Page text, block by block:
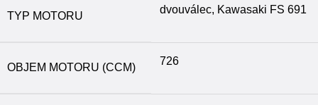
TYP MOTORU
dvouválec, Kawasaki FS 691
OBJEM MOTORU (CCM)
726